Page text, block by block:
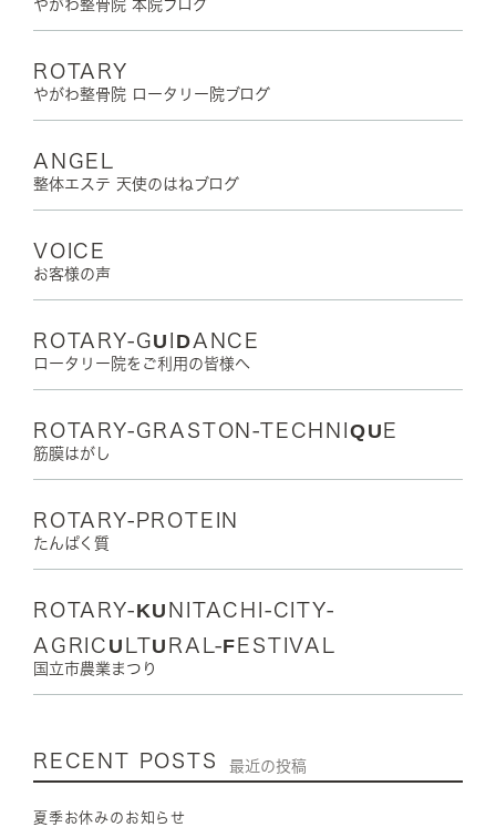
やがわ整骨院 本院ブログ
ROTARY
やがわ整骨院 ロータリー院ブログ
ANGEL
整体エステ 天使のはねブログ
VOICE
お客様の声
ROTARY-GUIDANCE
ロータリー院をご利用の皆様へ
ROTARY-GRASTON-TECHNIQUE
筋膜はがし
ROTARY-PROTEIN
たんぱく質
ROTARY-KUNITACHI-CITY-
AGRICULTURAL-FESTIVAL
国立市農業まつり
RECENT POSTS 最近の投稿
夏季お休みのお知らせ